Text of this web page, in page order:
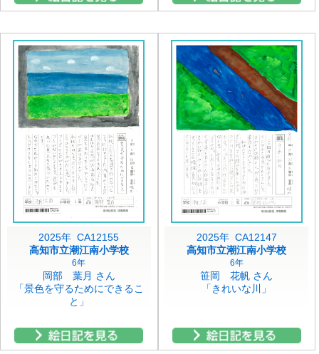
2025年 CA12155
高知市立潮江南小学校
6年
岡部 葉月 さん
「景色を守るためにできるこ
と」
2025年 CA12147
高知市立潮江南小学校
6年
笹岡 花帆 さん
「きれいな川」